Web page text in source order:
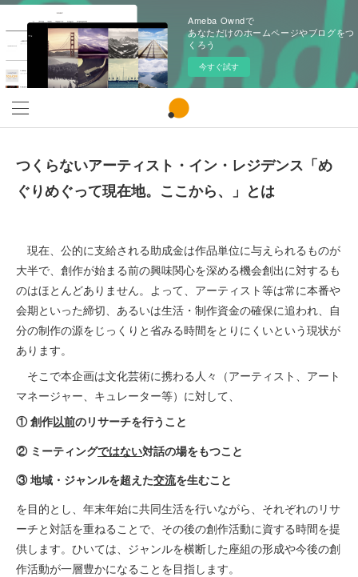
Ameba Owndで
あなただけのホームページやブログをつ
くろう
今すぐ試す
つくらないアーティスト・イン・レジデンス 「め
ぐりめぐって現在地。ここから、」とは
現在、公的に支給される助成金は作品単位に与えられるものが
大半で、創作が始まる前の興味関心を深める機会創出に対するも
のはほとんどありません。よって、アーティスト等は常に本番や
会期といった締切、あるいは生活・制作資金の確保に追われ、自
分の制作の源をじっくりと省みる時間をとりにくいという現状が
あります。
そこで本企画は文化芸術に携わる人々（アーティスト、アート
マネージャー、キュレーター等）に対して、
① 創作以前のリサーチを行うこと
② ミーティングではない対話の場をもつこと
③ 地域・ジャンルを超えた交流を生むこと
を目的とし、年末年始に共同生活を行いながら、それぞれのリサ
ーチと対話を重ねることで、その後の創作活動に資する時間を提
供します。ひいては、ジャンルを横断した座組の形成や今後の創
作活動が一層豊かになることを目指します。